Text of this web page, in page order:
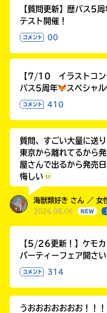
【質問更新】歴バス5
テスト開催！
コメント 00
【7/10 イラストコン
バス5周年
スペシャル
コメント 410
質問、すごい大量に送
東京から離れてるから
屋さんで出るから発売
悔しい
海獣類好き さん ／ 女
2026.08.06 NEW
【5/26更新！】ケモカ
パーティーフェア開さい
コメント 314
うおおおおおおお！！